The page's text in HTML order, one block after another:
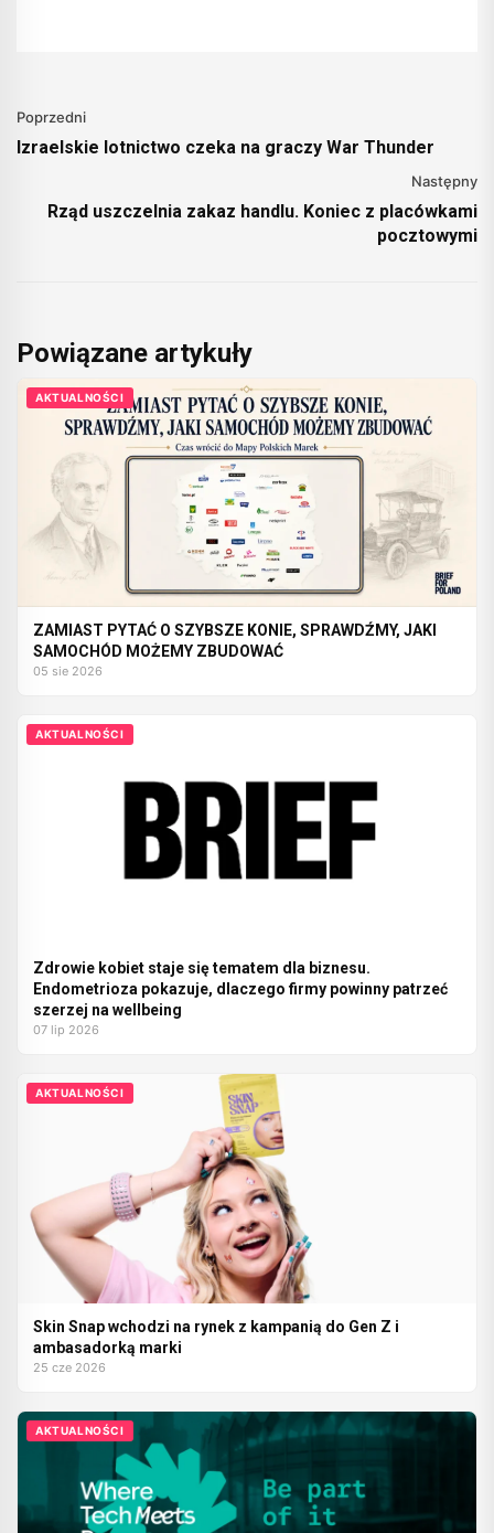
Poprzedni
Izraelskie lotnictwo czeka na graczy War Thunder
Następny
Rząd uszczelnia zakaz handlu. Koniec z placówkami
pocztowymi
Powiązane artykuły
AKTUALNOŚCI
ZAMIAST PYTAĆ O SZYBSZE KONIE, SPRAWDŹMY, JAKI
SAMOCHÓD MOŻEMY ZBUDOWAĆ
05 sie 2026
AKTUALNOŚCI
Zdrowie kobiet staje się tematem dla biznesu.
Endometrioza pokazuje, dlaczego firmy powinny patrzeć
szerzej na wellbeing
07 lip 2026
AKTUALNOŚCI
Skin Snap wchodzi na rynek z kampanią do Gen Z i
ambasadorką marki
25 cze 2026
AKTUALNOŚCI